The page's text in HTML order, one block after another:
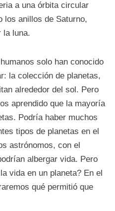
a una órbita circular
los anillos de Saturno,
la luna.
solo han conocido
la colección de planetas,
alrededor del sol. Pero
aprendido que la mayoría
Podría haber muchos
tipos de planetas en el
astrónomos, con el
albergar vida. Pero
vida en un planeta? En el
qué permitió que